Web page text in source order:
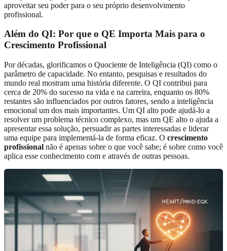
aproveitar seu poder para o seu próprio desenvolvimento
profissional.
Além do QI: Por que o QE Importa Mais para o
Crescimento Profissional
Por décadas, glorificamos o Quociente de Inteligência (QI) como o
parâmetro de capacidade. No entanto, pesquisas e resultados do
mundo real mostram uma história diferente. O QI contribui para
cerca de 20% do sucesso na vida e na carreira, enquanto os 80%
restantes são influenciados por outros fatores, sendo a inteligência
emocional um dos mais importantes. Um QI alto pode ajudá-lo a
resolver um problema técnico complexo, mas um QE alto o ajuda a
apresentar essa solução, persuadir as partes interessadas e liderar
uma equipe para implementá-la de forma eficaz. O crescimento
profissional não é apenas sobre o que você sabe; é sobre como você
aplica esse conhecimento com e através de outras pessoas.